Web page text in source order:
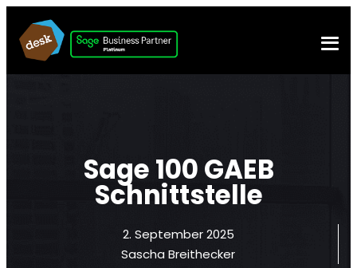
Sage 100 GAEB
Schnittstelle
2. September 2025
Sascha Breithecker